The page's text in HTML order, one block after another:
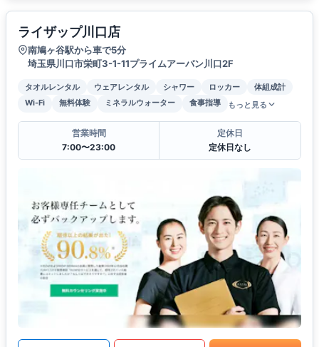
ライザップ川口店
南鳩ヶ谷駅から車で5分
埼玉県川口市栄町3-1-11プライムアーバン川口2F
タオルレンタル ウェアレンタル シャワー ロッカー
体組成計
Wi-Fi
無料体験 ミネラルウォーター 食事指導 もっと見る
営業時間
7:00〜23:00
定休日
定休日なし